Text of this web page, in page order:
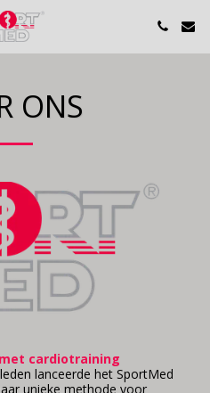
ONS
cardiotraining
lanceerde het SportMed
unieke methode voor